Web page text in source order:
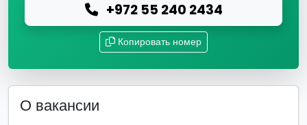
+972 55 240 2434
Копировать номер
О вакансии